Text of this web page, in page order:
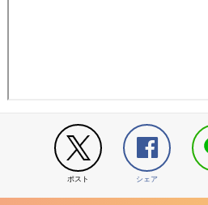
ポスト シェア